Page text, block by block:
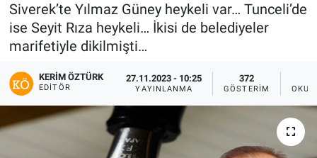
Siverek’te Yılmaz Güney heykeli var… Tunceli’de
ise Seyit Rıza heykeli… İkisi de belediyeler
marifetiyle dikilmişti…
KERIM ÖZTÜRK
EDITÖR
27.11.2023 - 10:25
YAYINLANMA
372
GÖSTERIM
Süper Lig Puan Durumu ve Fikstür
Tüm Manşetler
Son Dakika Haberleri